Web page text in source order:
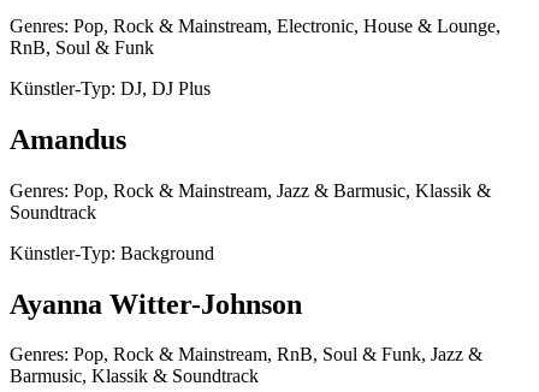
Genres: Pop, Rock & Mainstream, Electronic, House & Lounge,
RnB, Soul & Funk
Künstler-Typ: DJ, DJ Plus
Amandus
Genres: Pop, Rock & Mainstream, Jazz & Barmusic, Klassik &
Soundtrack
Künstler-Typ: Background
Ayanna Witter-Johnson
Genres: Pop, Rock & Mainstream, RnB, Soul & Funk, Jazz &
Barmusic, Klassik & Soundtrack